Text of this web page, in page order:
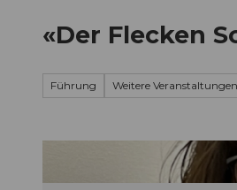
«Der Flecken
Führung Weitere Veranstaltungen